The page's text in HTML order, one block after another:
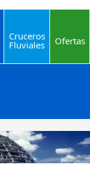
Cruceros
Fluviales Ofertas